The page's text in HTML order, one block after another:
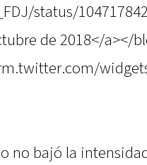
status/
de 2018</a></
no bajó la